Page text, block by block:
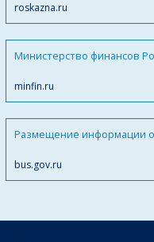
roskazna.ru
Министерство финансов
minfin.ru
Размещение информации
bus.gov.ru